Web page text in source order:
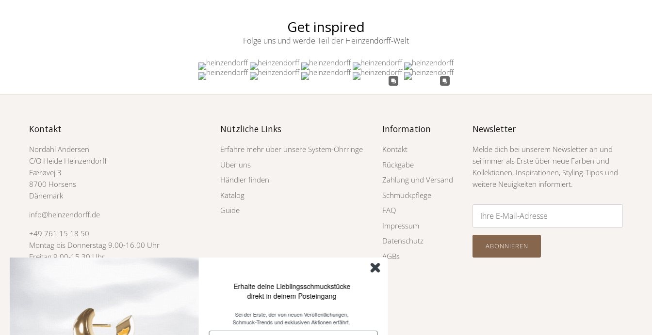
Get inspired
Folge uns und werde Teil der Heinzendorff-Welt
Kontakt
Nordahl Andersen
C/O Heide Heinzendorff
Færøvej 3
8700 Horsens
Dänemark
info@heinzendorff.de
+49 761 15 18 50
Montag bis Donnerstag 9.00-16.00 Uhr
Freitag 9.00-15.30 Uhr
Nützliche Links
Erfahre mehr über unsere System-Ohrringe
Über uns
Händler finden
Katalog
Guide
Information
Kontakt
Rückgabe
Zahlung und Versand
Schmuckpflege
FAQ
Impressum
Datenschutz
AGBs
Newsletter
Melde dich bei unserem Newsletter an und
sei immer als Erste über neue Farben und
Kollektionen, Inspirationen, Styling-Tipps und
weitere Neuigkeiten informiert.
ABONNIEREN
Erhalte deine Lieblingsschmuckstücke
direkt in deinem Posteingang
Sei der Erste, der von neuen Veröffentlichungen,
Schmuck-Trends und exklusiven Aktionen erfährt.